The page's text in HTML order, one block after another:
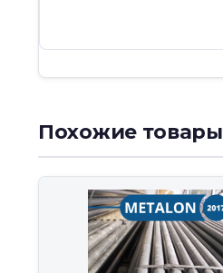
Похожие товары